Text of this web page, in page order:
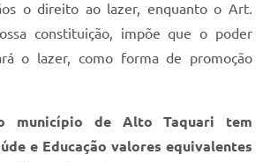
o direito ao lazer, enquanto o Art.
constituição, impõe que o poder
o lazer, como forma de promoção
município de Alto Taquari
tem
e Educação valores equivalentes